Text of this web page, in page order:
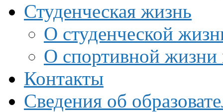
Студенческая жизнь
О студенческой
О спортивной жизни
Контакты
Сведения об